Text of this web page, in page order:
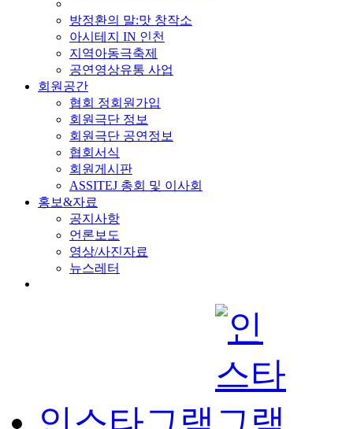
방정환의 말:맛 창작소
아시테지 IN 인천
지역아동극축제
공연영상유통 사업
회원공간
협회 정회원가입
회원극단 정보
회원극단 공연정보
협회서식
회원게시판
ASSITEJ 총회 및 이사회
홍보&자료
공지사항
언론보도
영상/사진자료
뉴스레터